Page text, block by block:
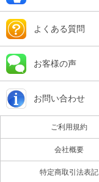
よくある質問
お客様の声
お問い合わせ
ご利用規約
会社概要
特定商取引法表記